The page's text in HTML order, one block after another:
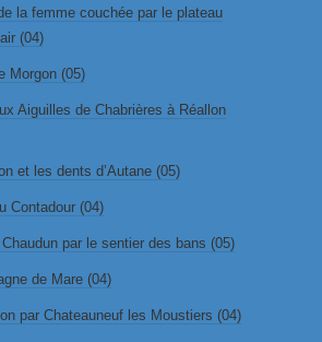
la femme couchée par le plateau
(04)
Morgon (05)
Aiguilles de Chabrières à Réallon
et les dents d’Autane (05)
Contadour (04)
par le sentier des bans (05)
de Mare (04)
par Chateauneuf les Moustiers (04)